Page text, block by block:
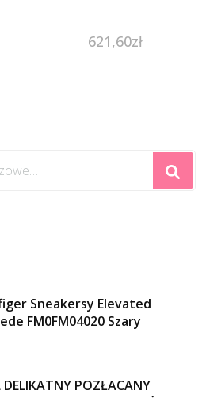
621,60zł
Sneakersy Elevated
FM0FM04020 Szary
DELIKATNY POZŁACANY